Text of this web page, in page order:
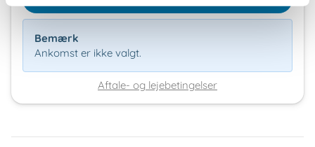
Bemærk
Ankomst er ikke valgt.
Aftale- og lejebetingelser